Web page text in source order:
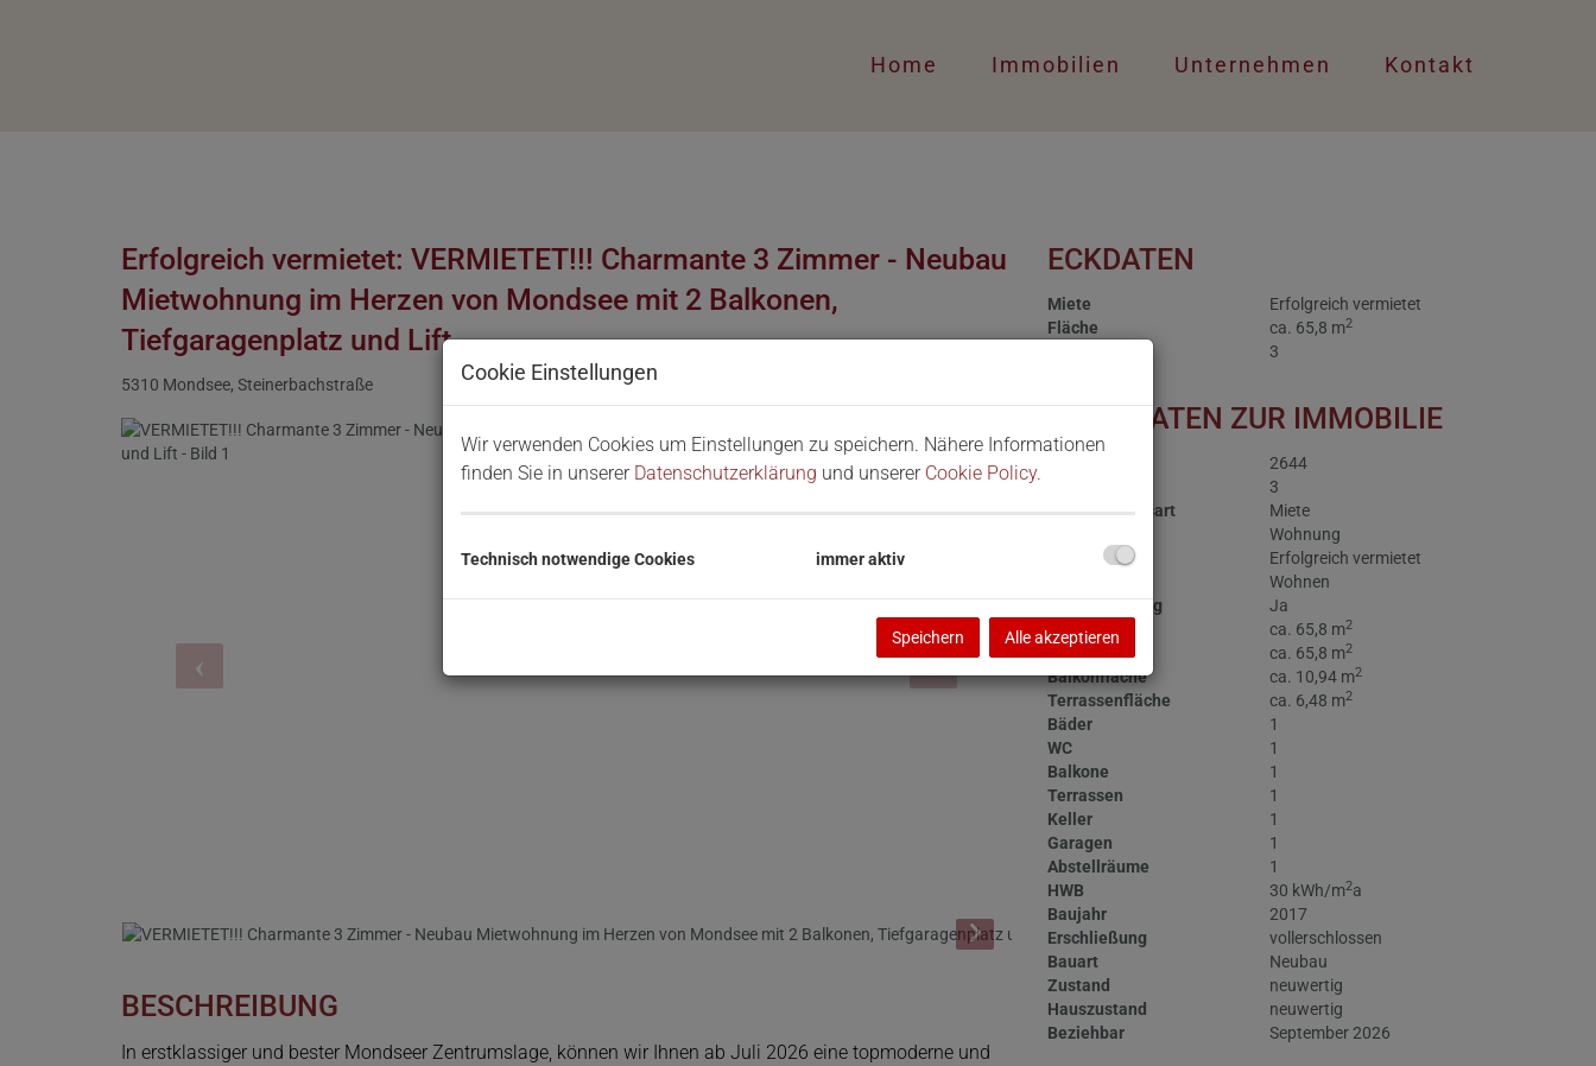
Home Immobilien Unternehmen Kontakt
Erfolgreich vermietet: VERMIETET!!! Charmante 3 Zimmer - Neubau
Mietwohnung im Herzen von Mondsee mit 2 Balkonen,
Tiefgaragenplatz und Lift
5310 Mondsee, Steinerbachstraße
BESCHREIBUNG
In erstklassiger und bester Mondseer Zentrumslage, können wir Ihnen ab Juli 2026 eine topmoderne und
ECKDATEN
Miete
Erfolgreich vermietet
Fläche
ca. 65,8 m2
3
BASISDATEN ZUR IMMOBILIE
2644
3
Vermarktungsart
Miete
Wohnung
Erfolgreich vermietet
Wohnen
Schlüsselfertig
Ja
Fläche
ca. 65,8 m2
Wohnfläche ca. 65,8 m2
Balkonfläche ca. 10,94 m2
Terrassenfläche ca. 6,48 m2
Bäder
1
WC
1
Balkone
1
Terrassen
1
Keller
1
Garagen
1
Abstellräume
1
HWB
30 kWh/m2a
Baujahr
2017
Erschließung
vollerschlossen
Bauart
Neubau
Zustand
neuwertig
Hauszustand
neuwertig
Beziehbar
September 2026
Cookie Einstellungen
Wir verwenden Cookies um Einstellungen zu speichern. Nähere Informationen
finden Sie in unserer Datenschutzerklärung und unserer Cookie Policy.
Technisch notwendige Cookies immer aktiv
Speichern Alle akzeptieren